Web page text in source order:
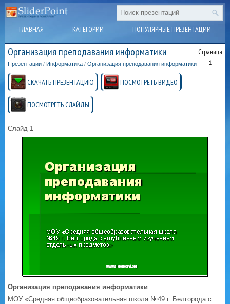
ГЛАВНАЯ КАТЕГОРИИ ПОПУЛЯРНЫЕ ПРЕЗЕНТАЦИИ
Организация преподавания информатики Страница
1
Презентации / Информатика /Организация преподавания информатики
СКАЧАТЬ ПРЕЗЕНТАЦИЮ ПОСМОТРЕТЬ ВИДЕО
ПОСМОТРЕТЬ СЛАЙДЫ
Слайд 1
Организация преподавания информатики
МОУ «Средняя общеобразовательная школа №49 г. Белгорода с